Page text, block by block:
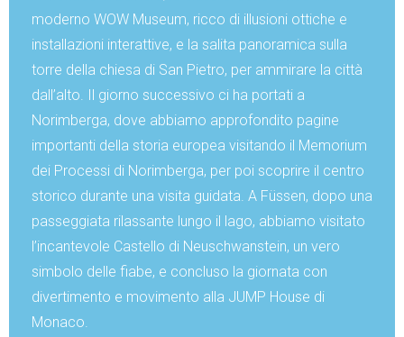
moderno WOW Museum, ricco di illusioni ottiche e
installazioni interattive, e la salita panoramica sulla
torre della chiesa di San Pietro, per ammirare la città
dall’alto. Il giorno successivo ci ha portati a
Norimberga, dove abbiamo approfondito pagine
importanti della storia europea visitando il Memorium
dei Processi di Norimberga, per poi scoprire il centro
storico durante una visita guidata. A Füssen, dopo una
passeggiata rilassante lungo il lago, abbiamo visitato
l’incantevole Castello di Neuschwanstein, un vero
simbolo delle fiabe, e concluso la giornata con
divertimento e movimento alla JUMP House di
Monaco.